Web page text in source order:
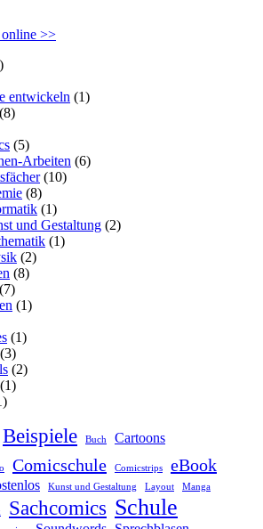
>>
entwickeln (1)
(8)
(5)
Arbeiten (6)
(10)
(8)
(1)
und Gestaltung (2)
(1)
(2)
(8)
(7)
(1)
(1)
(3)
(2)
(1)
Beispiele Buch Cartoons
Comicschule Comicstrips eBook
Kunst und Gestaltung Layout Manga
Sachcomics Schule